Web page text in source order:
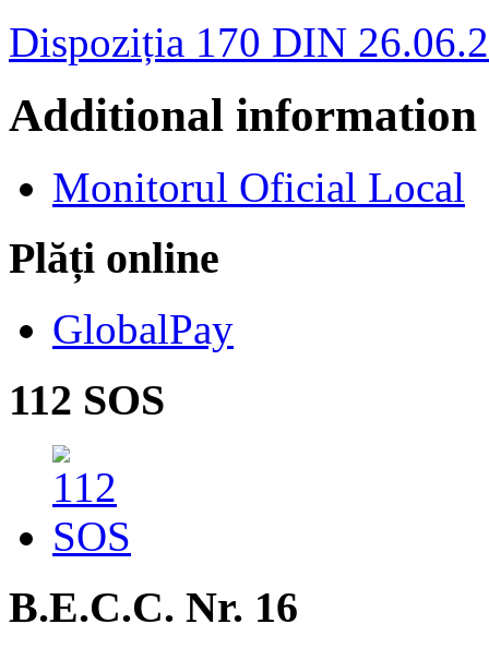
Dispoziția 170 DIN
Additional information
Monitorul Oficial Local
Plăți online
GlobalPay
112 SOS
B.E.C.C. Nr. 16